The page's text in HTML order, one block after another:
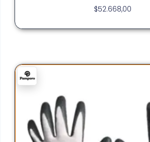
$52.668,00